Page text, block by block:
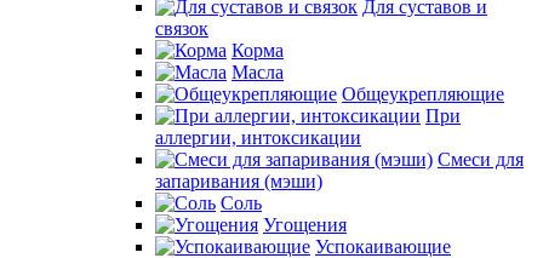
Для суставов и
связок
Корма
Масла
Общеукрепляющие
При
аллергии, интоксикации
Смеси для
запаривания (мэши)
Соль
Угощения
Успокаивающие